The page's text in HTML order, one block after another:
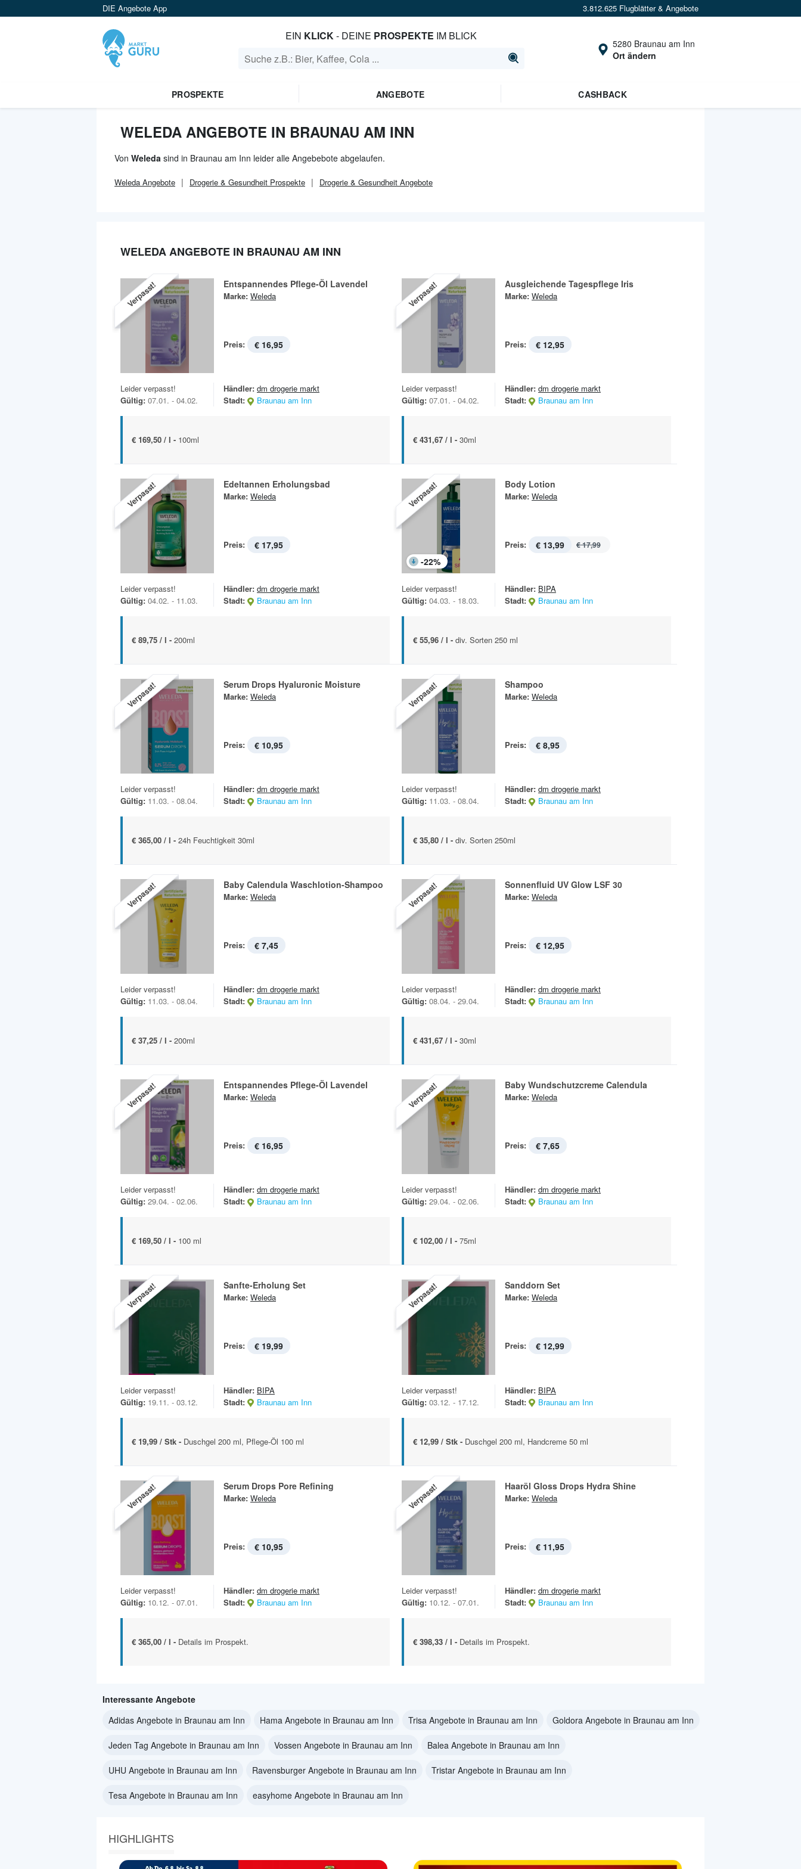
DIE Angebote App 3.812.625 Flugblätter & Angebote
EIN KLICK- DEINE PROSPEKTE IM BLICK
5280 Braunau am Inn
Ort ändern
PROSPEKTE ANGEBOTE CASHBACK
WELEDA ANGEBOTE IN BRAUNAU AM INN
Von Weleda sind in Braunau am Inn leider alle Angebebote abgelaufen.
Weleda Angebote Drogerie & Gesundheit Prospekte Drogerie & Gesundheit Angebote
WELEDA ANGEBOTE IN BRAUNAU AM INN
Verpasst! Entspannendes Pflege-Öl Lavendel
Marke: Weleda
Preis: € 16,95
Leider verpasst!
Gültig: 07.01. - 04.02.
Händler: dm drogerie markt
Stadt:
Braunau am Inn
€ 169,50 / l - 100ml
Verpasst! Ausgleichende Tagespflege Iris
Marke: Weleda
Preis: € 12,95
Leider verpasst!
Gültig: 07.01. - 04.02.
Händler: dm drogerie markt
Stadt:
Braunau am Inn
€ 431,67 / l - 30ml
Verpasst! Edeltannen Erholungsbad
Marke: Weleda
Preis: € 17,95
Leider verpasst!
Gültig: 04.02. - 11.03.
Händler: dm drogerie markt
Stadt:
Braunau am Inn
€ 89,75 / l - 200ml
Verpasst!
-22%
Body Lotion
Marke: Weleda
Preis: € 13,99 € 17,99
Leider verpasst!
Gültig: 04.03. - 18.03.
Händler: BIPA
Stadt:
Braunau am Inn
€ 55,96 / l - div. Sorten 250 ml
Verpasst! Serum Drops Hyaluronic Moisture
Marke: Weleda
Preis: € 10,95
Leider verpasst!
Gültig: 11.03. - 08.04.
Händler: dm drogerie markt
Stadt:
Braunau am Inn
€ 365,00 / l - 24h Feuchtigkeit 30ml
Verpasst! Shampoo
Marke: Weleda
Preis: € 8,95
Leider verpasst!
Gültig: 11.03. - 08.04.
Händler: dm drogerie markt
Stadt:
Braunau am Inn
€ 35,80 / l - div. Sorten 250ml
Verpasst! Baby Calendula Waschlotion-Shampoo
Marke: Weleda
Preis: € 7,45
Leider verpasst!
Gültig: 11.03. - 08.04.
Händler: dm drogerie markt
Stadt:
Braunau am Inn
€ 37,25 / l - 200ml
Verpasst! Sonnenfluid UV Glow LSF 30
Marke: Weleda
Preis: € 12,95
Leider verpasst!
Gültig: 08.04. - 29.04.
Händler: dm drogerie markt
Stadt:
Braunau am Inn
€ 431,67 / l - 30ml
Verpasst! Entspannendes Pflege-Öl Lavendel
Marke: Weleda
Preis: € 16,95
Leider verpasst!
Gültig: 29.04. - 02.06.
Händler: dm drogerie markt
Stadt:
Braunau am Inn
€ 169,50 / l - 100 ml
Verpasst! Baby Wundschutzcreme Calendula
Marke: Weleda
Preis: € 7,65
Leider verpasst!
Gültig: 29.04. - 02.06.
Händler: dm drogerie markt
Stadt:
Braunau am Inn
€ 102,00 / l - 75ml
Verpasst! Sanfte-Erholung Set
Marke: Weleda
Preis: € 19,99
Leider verpasst!
Gültig: 19.11. - 03.12.
Händler: BIPA
Stadt:
Braunau am Inn
€ 19,99 / Stk - Duschgel 200 ml, Pflege-Öl 100 ml
Verpasst! Sanddorn Set
Marke: Weleda
Preis: € 12,99
Leider verpasst!
Gültig: 03.12. - 17.12.
Händler: BIPA
Stadt:
Braunau am Inn
€ 12,99 / Stk - Duschgel 200 ml, Handcreme 50 ml
Verpasst! Serum Drops Pore Refining
Marke: Weleda
Preis: € 10,95
Leider verpasst!
Gültig: 10.12. - 07.01.
Händler: dm drogerie markt
Stadt:
Braunau am Inn
€ 365,00 / l - Details im Prospekt.
Verpasst! Haaröl Gloss Drops Hydra Shine
Marke: Weleda
Preis: € 11,95
Leider verpasst!
Gültig: 10.12. - 07.01.
Händler: dm drogerie markt
Stadt:
Braunau am Inn
€ 398,33 / l - Details im Prospekt.
Interessante Angebote
Adidas Angebote in Braunau am Inn
Hama Angebote in Braunau am Inn Trisa Angebote in Braunau am Inn Goldora Angebote in Braunau am Inn
Jeden Tag Angebote in Braunau am Inn Vossen Angebote in Braunau am Inn Balea Angebote in Braunau am Inn
UHU Angebote in Braunau am Inn Ravensburger Angebote in Braunau am Inn Tristar Angebote in Braunau am Inn
Tesa Angebote in Braunau am Inn easyhome Angebote in Braunau am Inn
HIGHLIGHTS